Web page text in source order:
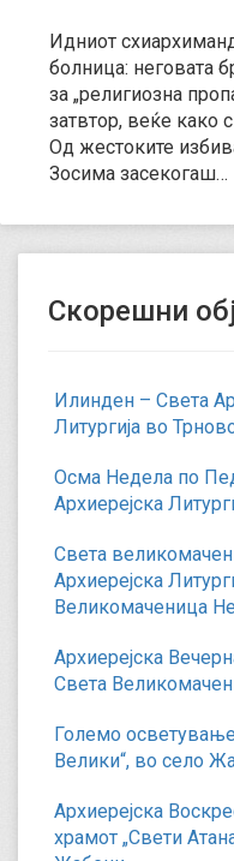
Идниот
болница: неговата
за „религиозна
затвтор, веќе како
Од жестоките
Зосима засекогаш…
Скорешни
Илинден – Света
Литургија во
Осма Недела по
Архиерејска
Света
Архиерејска
Великомаченица
Архиерејска
Света
Големо
Велики“, во село
Архиерејска
храмот „Свети